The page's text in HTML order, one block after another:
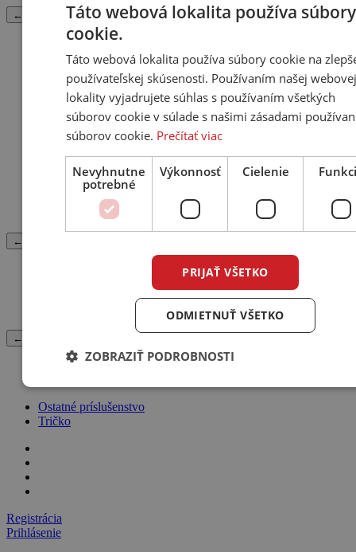
← Späť
Príslušenstvo
iPod docking station
Diaľkové ovládače
Starostlivosť o komponenty / Čistiace prostriedky
Ostatné príslušenstvo
Inštalačný kit (Rámiky, Krabica)
Elektrónky
Náušníky
Akustický absorbér
Kryt dizajnový
← Späť
← Späť
Ostatné príslušenstvo
Tričko
Registrácia
Prihlásenie
Táto webová lokalita používa súbory
cookie.
Táto webová lokalita používa súbory cookie na
používateľskej skúsenosti. Používaním našej webovej
lokality vyjadrujete súhlas s používaním všetkých
súborov cookie v súlade s našimi zásadami
súborov cookie. Prečítať viac
Nevyhnutne
potrebné
Výkonnosť Cielenie
PRIJAŤ VŠETKO
ODMIETNUŤ VŠETKO
ZOBRAZIŤ PODROBNOSTI